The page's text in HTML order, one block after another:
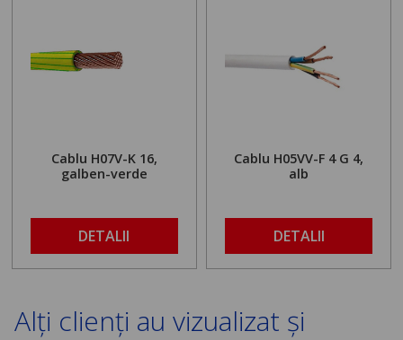
Cablu H07V-K 16,
galben-verde
DETALII
Cablu H05VV-F 4 G 4,
alb
DETALII
Alți clienți au vizualizat și